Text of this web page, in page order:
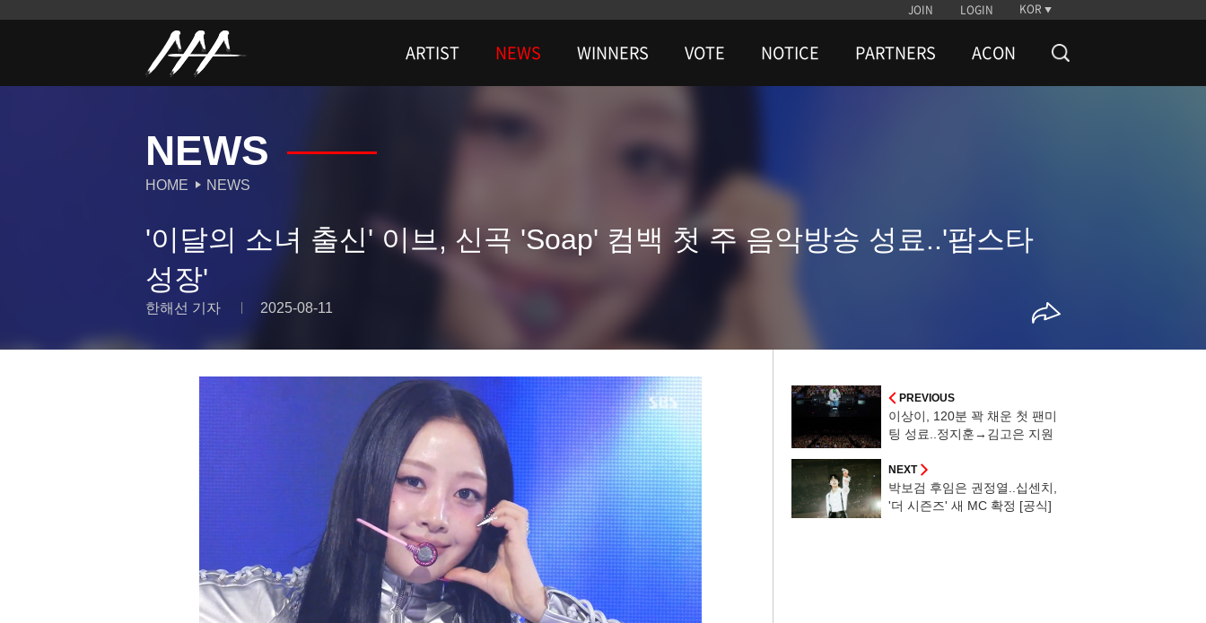
JOIN LOGIN KOR
ARTIST NEWS WINNERS VOTE NOTICE PARTNERS ACON
NEWS
HOME NEWS
'이달의 소녀 출신' 이브, 신곡 'Soap' 컴백 첫 주 음악방송 성료..'팝스타
성장'
한해선 기자 2025-08-11
PREVIOUS
이상이, 120분 꽉 채운 첫 팬미
팅 성료..정지훈→김고은 지원
NEXT
박보검 후임은 권정열..십센치,
'더 시즌즈' 새 MC 확정 [공식]